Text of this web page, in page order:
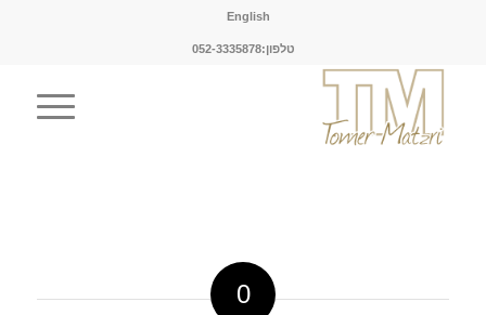
English
טלפון:052-3335878
0